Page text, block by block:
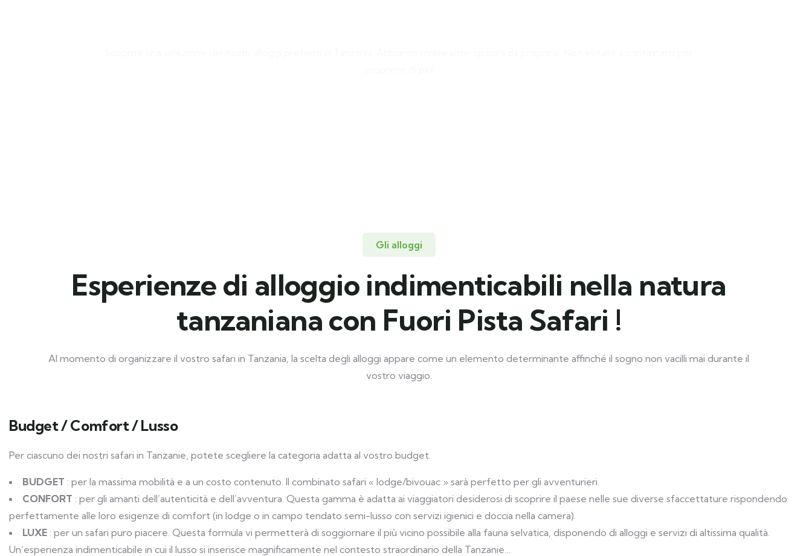
Gli alloggi
Esperienze di alloggio indimenticabili nella natura
tanzaniana con Fuori Pista Safari !
Al momento di organizzare il vostro safari in Tanzania, la scelta degli alloggi appare come un elemento determinante affinché il sogno non vacilli mai durante il
vostro viaggio.
Budget / Comfort / Lusso
Per ciascuno dei nostri safari in Tanzanie, potete scegliere la categoria adatta al vostro budget.
BUDGET : per la massima mobilità e a un costo contenuto. Il combinato safari « lodge/bivouac » sarà perfetto per gli avventurieri.
CONFORT : per gli amanti dell’autenticità e dell’avventura. Questa gamma è adatta ai viaggiatori desiderosi di scoprire il paese nelle sue diverse sfaccettature rispondendo
perfettamente alle loro esigenze di comfort (in lodge o in campo tendato semi-lusso con servizi igienici e doccia nella camera).
LUXE : per un safari puro piacere. Questa formula vi permetterà di soggiornare il più vicino possibile alla fauna selvatica, disponendo di alloggi e servizi di altissima qualità.
Un’esperienza indimenticabile in cui il lusso si inserisce magnificamente nel contesto straordinario della Tanzanie…